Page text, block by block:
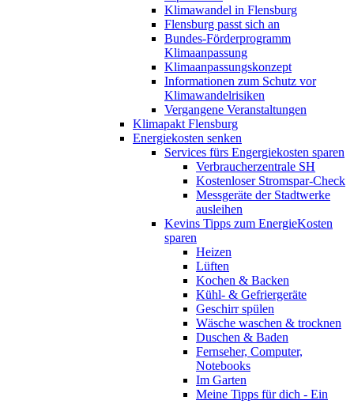
Klimawandel in Flensburg
Flensburg passt sich an
Bundes-Förderprogramm
Klimaanpassung
Klimaanpassungskonzept
Informationen zum Schutz vor
Klimawandelrisiken
Vergangene Veranstaltungen
Klimapakt Flensburg
Energiekosten senken
Services fürs Engergiekosten sparen
Verbraucherzentrale SH
Kostenloser Stromspar-Check
Messgeräte der Stadtwerke
ausleihen
Kevins Tipps zum EnergieKosten
sparen
Heizen
Lüften
Kochen & Backen
Kühl- & Gefriergeräte
Geschirr spülen
Wäsche waschen & trocknen
Duschen & Baden
Fernseher, Computer,
Notebooks
Im Garten
Meine Tipps für dich - Ein